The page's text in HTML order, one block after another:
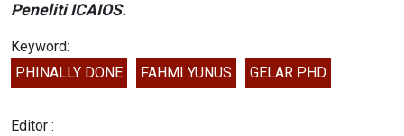
Peneliti ICAIOS.
Keyword:
PHINALLY DONE
FAHMI YUNUS GELAR PHD
Editor :